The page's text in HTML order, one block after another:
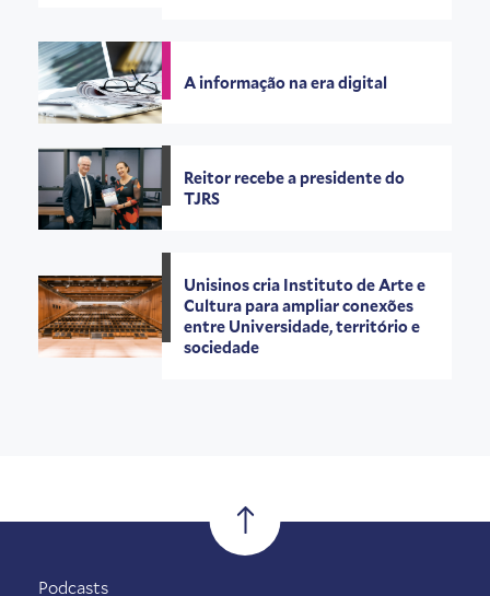
A informação na era digital
Reitor recebe a presidente do
TJRS
Unisinos cria Instituto de Arte e
Cultura para ampliar conexões
entre Universidade, território e
sociedade
Podcasts